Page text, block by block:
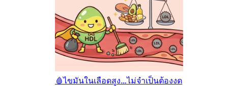
🩸ไขมันในเลือดสูง…ไม่จำเป็นต้องงด